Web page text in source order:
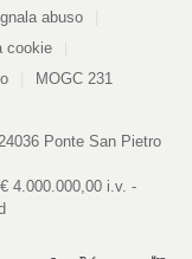
abuso
cookie
MOGC 231
Ponte San Pietro
4.000.000,00 i.v. -